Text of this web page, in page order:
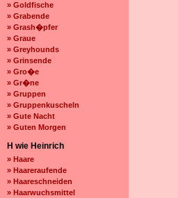
» Goldfische
» Grabende
» Grash�pfer
» Graue
» Greyhounds
» Grinsende
» Gro�e
» Gr�ne
» Gruppen
» Gruppenkuscheln
» Gute Nacht
» Guten Morgen
H wie Heinrich
» Haare
» Haareraufende
» Haareschneiden
» Haarwuchsmittel